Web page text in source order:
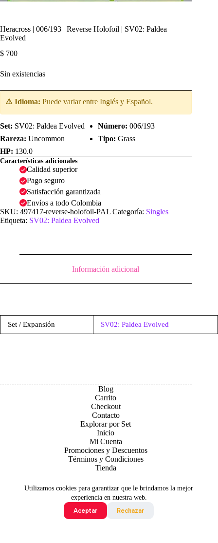
Utilizamos cookies para garantizar que le brindamos la mejor
experiencia en nuestra web.
Aceptar
Rechazar
Heracross | 006/193 | Reverse Holofoil | SV02: Paldea
Evolved
$ 700
Sin existencias
⚠️ Idioma: Puede variar entre Inglés y Español.
Set: SV02: Paldea Evolved Número: 006/193
Rareza: Uncommon Tipo: Grass
HP: 130.0
Características adicionales
Calidad superior
Pago seguro
Satisfacción garantizada
Envíos a todo Colombia
SKU: 497417-reverse-holofoil-PAL Categoría: Singles
Etiqueta: SV02: Paldea Evolved
Información adicional
Set / Expansión SV02: Paldea Evolved
Blog
Carrito
Checkout
Contacto
Explorar por Set
Inicio
Mi Cuenta
Promociones y Descuentos
Términos y Condiciones
Tienda
Todo contenido original es sujeto de Copyright © 2026 TCG